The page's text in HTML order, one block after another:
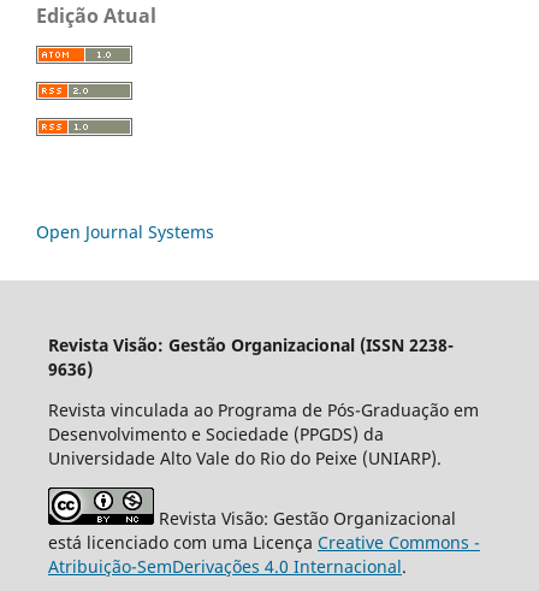
Edição Atual
Open Journal Systems
Revista Visão: Gestão Organizacional (ISSN 2238-
9636)
Revista vinculada ao Programa de Pós-Graduação em
Desenvolvimento e Sociedade (PPGDS) da
Universidade Alto Vale do Rio do Peixe (UNIARP).
Revista Visão: Gestão Organizacional
está licenciado com uma Licença Creative Commons -
Atribuição-SemDerivações 4.0 Internacional.